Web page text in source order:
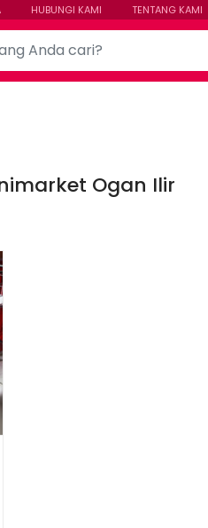
HUBUNGI KAMI TENTANG KAMI
Ogan Ilir